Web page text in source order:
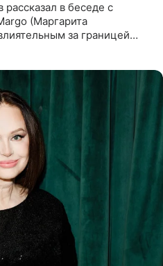
в беседе с
(Маргарита
за границей